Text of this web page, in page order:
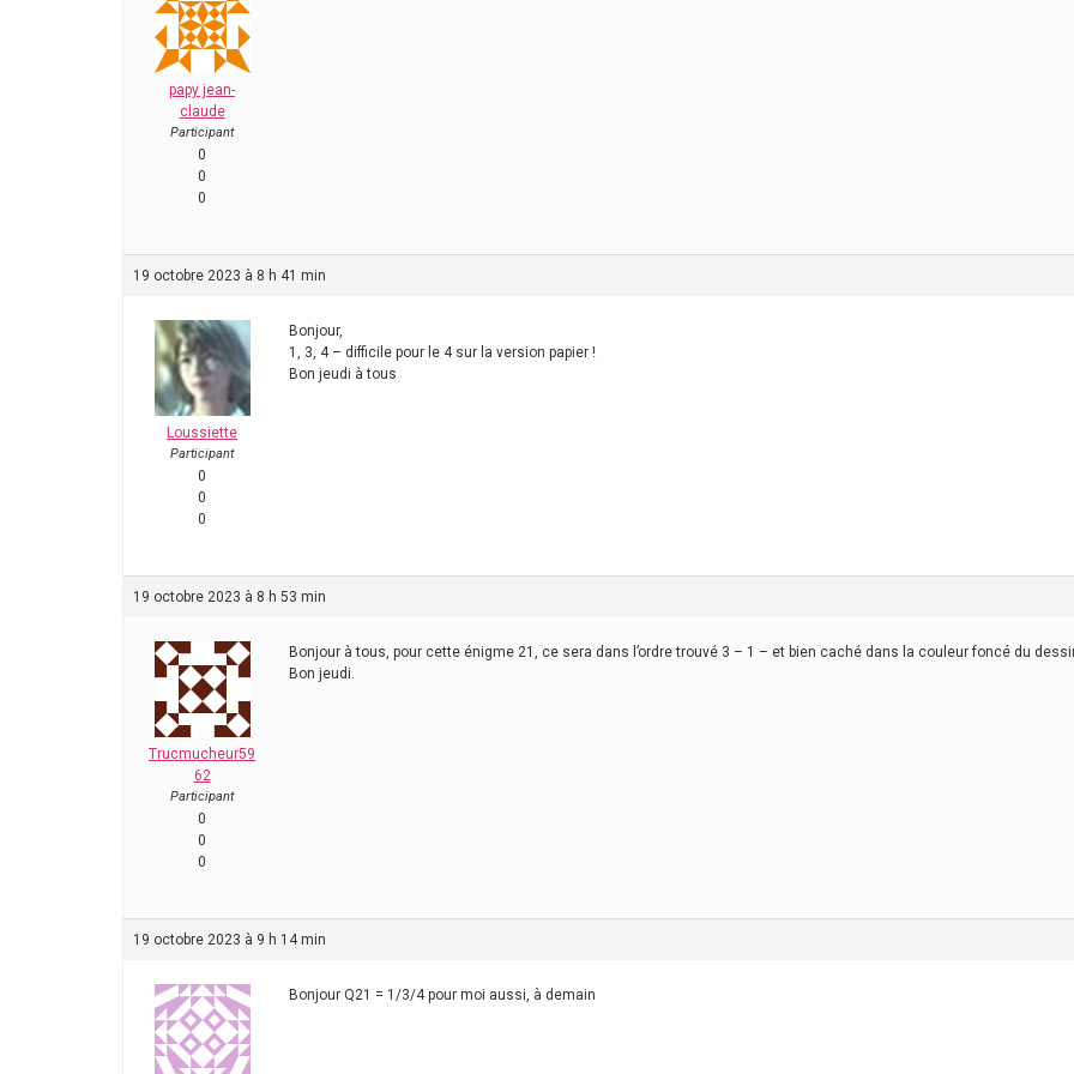
papy jean-
claude
Participant
0
0
0
19 octobre 2023 à 8 h 41 min
Loussiette
Participant
0
0
0
Bonjour,
1, 3, 4 – difficile pour le 4 sur la version papier !
Bon jeudi à tous
19 octobre 2023 à 8 h 53 min
Trucmucheur59
62
Participant
0
0
0
Bonjour à tous, pour cette énigme 21, ce sera dans l’ordre trouvé 3 – 1 – et bien caché dans la couleur foncé du
Bon jeudi.
19 octobre 2023 à 9 h 14 min
Bonjour Q21 = 1/3/4 pour moi aussi, à demain